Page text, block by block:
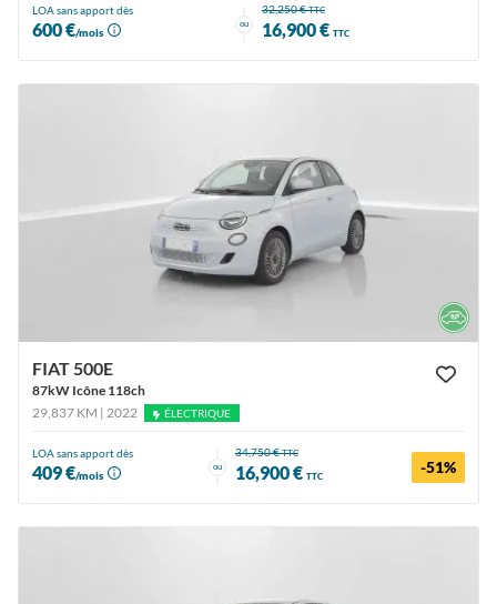
LOA sans apport dès
600 €/mois
ou
32,250 €TTC
16,900 € TTC
FIAT 500E
87kW Icône 118ch
29,837 KM | 2022
ÉLECTRIQUE
LOA sans apport dès
409 €/mois
ou
34,750 €TTC
16,900 € TTC -51%